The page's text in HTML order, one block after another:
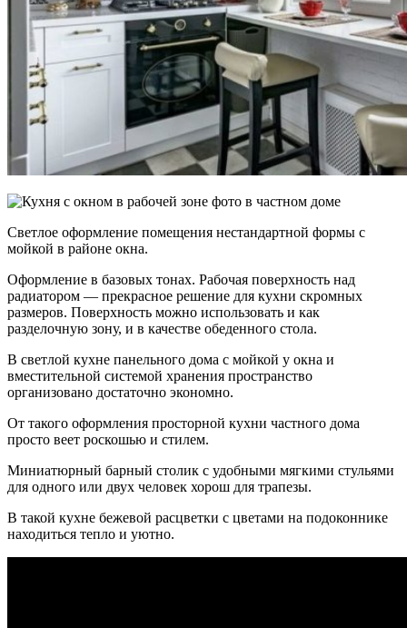
Светлое оформление помещения нестандартной формы с
мойкой в районе окна.
Оформление в базовых тонах. Рабочая поверхность над
радиатором — прекрасное решение для кухни скромных
размеров. Поверхность можно использовать и как
разделочную зону, и в качестве обеденного стола.
В светлой кухне панельного дома с мойкой у окна и
вместительной системой хранения пространство
организовано достаточно экономно.
От такого оформления просторной кухни частного дома
просто веет роскошью и стилем.
Миниатюрный барный столик с удобными мягкими стульями
для одного или двух человек хорош для трапезы.
В такой кухне бежевой расцветки с цветами на подоконнике
находиться тепло и уютно.